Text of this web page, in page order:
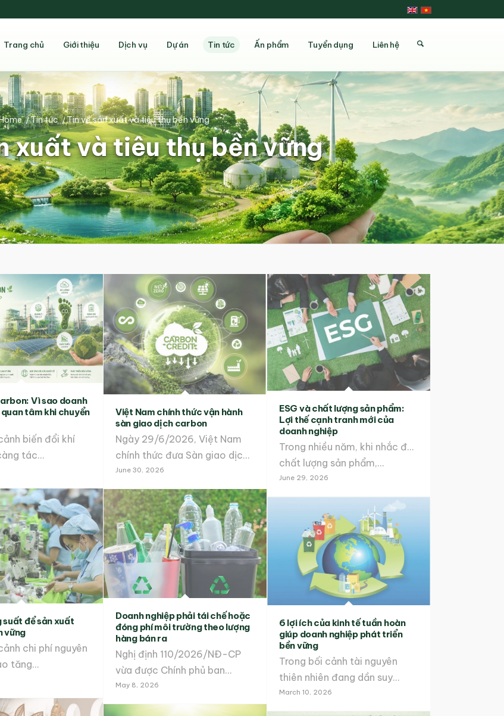
Trang chủ Giới thiệu Dịch vụ Dự án Tin tức Ấn phẩm Tuyển dụng Liên hệ
xuất và tiêu thụ bền vững
/Tin tức /Tin về sản xuất và tiêu thụ bền vững
Vì sao doanh
tâm khi chuyển
biến đổi khí
tác…
Việt Nam chính thức vận hành
sàn giao dịch carbon
Ngày 29/6/2026, Việt Nam
chính thức đưa Sàn giao dịch…
June 30, 2026
ESG và chất lượng sản phẩm:
Lợi thế cạnh tranh mới của
doanh nghiệp
Trong nhiều năm, khi nhắc đến
chất lượng sản phẩm,…
June 29, 2026
suất để sản xuất
vững
chi phí nguyên
tăng…
Doanh nghiệp phải tái chế hoặc
đóng phí môi trường theo lượng
hàng bán ra
Nghị định 110/2026/NĐ-CP
vừa được Chính phủ ban…
May 8, 2026
6 lợi ích của kinh tế tuần hoàn
giúp doanh nghiệp phát triển
bền vững
Trong bối cảnh tài nguyên
thiên nhiên đang dần suy…
March 10, 2026